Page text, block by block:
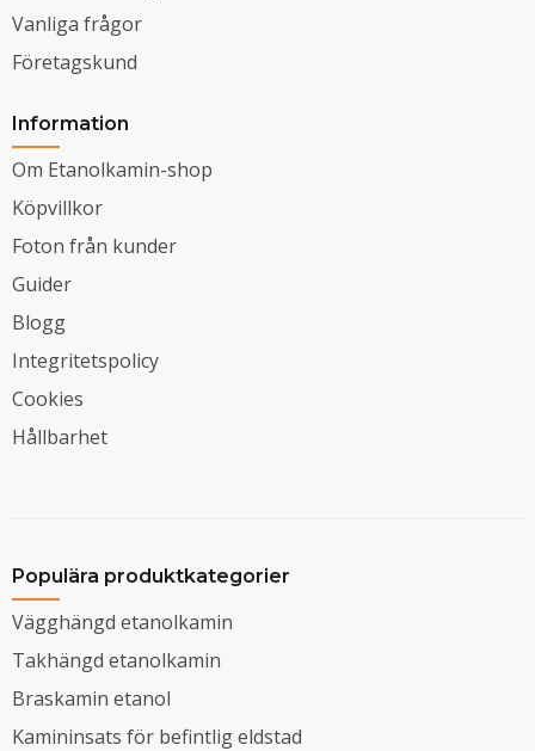
Vanliga frågor
Företagskund
Information
Om Etanolkamin-shop
Köpvillkor
Foton från kunder
Guider
Blogg
Integritetspolicy
Cookies
Hållbarhet
Populära produktkategorier
Vägghängd etanolkamin
Takhängd etanolkamin
Braskamin etanol
Kamininsats för befintlig eldstad